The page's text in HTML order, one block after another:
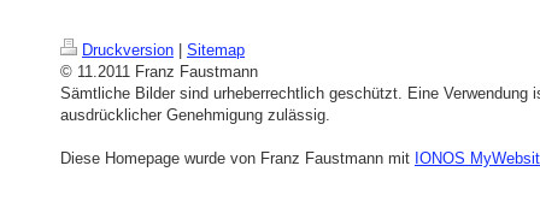
Druckversion
Sitemap
© 11.2011 Franz Faustmann
Sämtliche Bilder sind urheberrechtlich geschützt. Eine Verwendung
ausdrücklicher Genehmigung zulässig.
Diese Homepage wurde von Franz Faustmann mit IONOS